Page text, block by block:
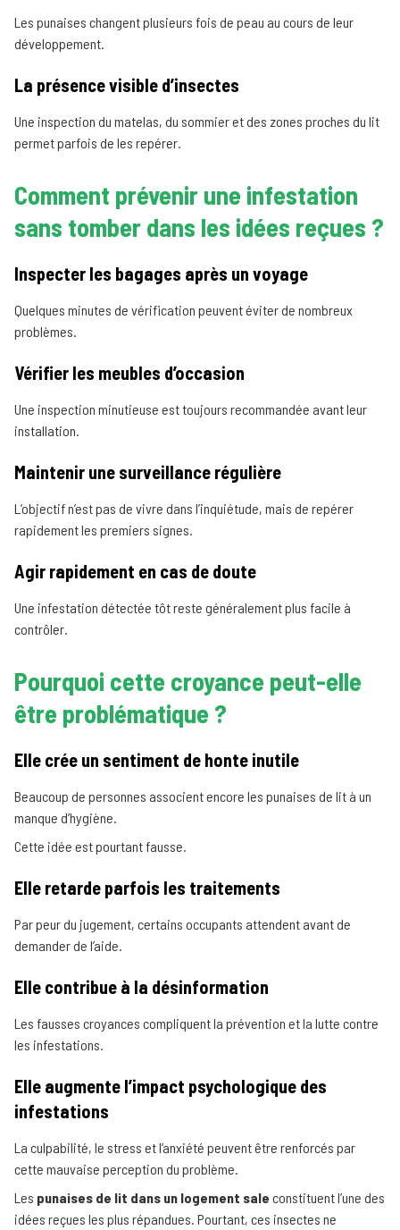
Les punaises changent plusieurs fois de peau au cours de leur
développement.
La présence visible d’insectes
Une inspection du matelas, du sommier et des zones proches du lit
permet parfois de les repérer.
Comment prévenir une infestation
sans tomber dans les idées reçues ?
Inspecter les bagages après un voyage
Quelques minutes de vérification peuvent éviter de nombreux
problèmes.
Vérifier les meubles d’occasion
Une inspection minutieuse est toujours recommandée avant leur
installation.
Maintenir une surveillance régulière
L’objectif n’est pas de vivre dans l’inquiétude, mais de repérer
rapidement les premiers signes.
Agir rapidement en cas de doute
Une infestation détectée tôt reste généralement plus facile à
contrôler.
Pourquoi cette croyance peut-elle
être problématique ?
Elle crée un sentiment de honte inutile
Beaucoup de personnes associent encore les punaises de lit à un
manque d’hygiène.
Cette idée est pourtant fausse.
Elle retarde parfois les traitements
Par peur du jugement, certains occupants attendent avant de
demander de l’aide.
Elle contribue à la désinformation
Les fausses croyances compliquent la prévention et la lutte contre
les infestations.
Elle augmente l’impact psychologique des
infestations
La culpabilité, le stress et l’anxiété peuvent être renforcés par
cette mauvaise perception du problème.
Les punaises de lit dans un logement sale constituent l’une des
idées reçues les plus répandues. Pourtant, ces insectes ne